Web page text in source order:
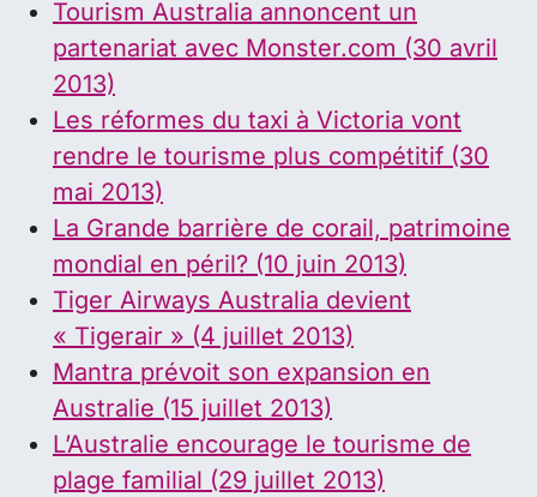
Tourism Australia annoncent un
partenariat avec Monster.com (30 avril
2013)
Les réformes du taxi à Victoria vont
rendre le tourisme plus compétitif (30
mai 2013)
La Grande barrière de corail, patrimoine
mondial en péril? (10 juin 2013)
Tiger Airways Australia devient
« Tigerair » (4 juillet 2013)
Mantra prévoit son expansion en
Australie (15 juillet 2013)
L’Australie encourage le tourisme de
plage familial (29 juillet 2013)